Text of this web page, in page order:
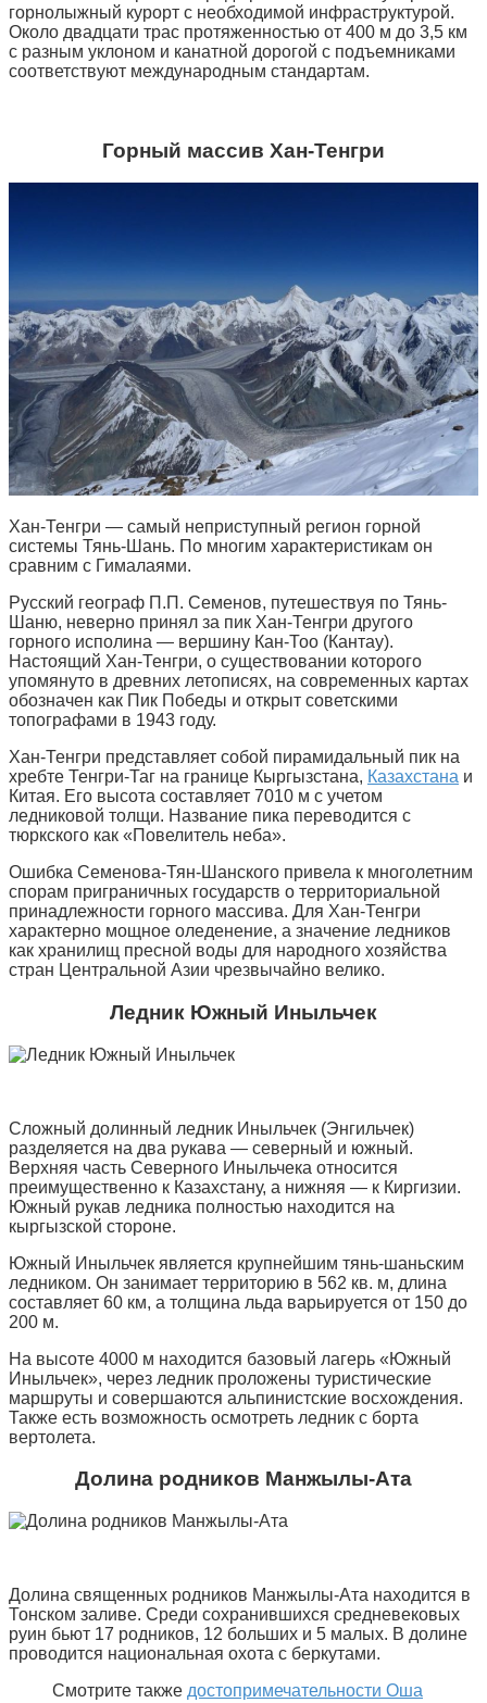
горнолыжный курорт с необходимой инфраструктурой.
Около двадцати трас протяженностью от 400 м до 3,5 км
с разным уклоном и канатной дорогой с подъемниками
соответствуют международным стандартам.
Горный массив Хан-Тенгри
Хан-Тенгри — самый неприступный регион горной
системы Тянь-Шань. По многим характеристикам он
сравним с Гималаями.
Русский географ П.П. Семенов, путешествуя по Тянь-
Шаню, неверно принял за пик Хан-Тенгри другого
горного исполина — вершину Кан-Тоо (Кантау).
Настоящий Хан-Тенгри, о существовании которого
упомянуто в древних летописях, на современных картах
обозначен как Пик Победы и открыт советскими
топографами в 1943 году.
Хан-Тенгри представляет собой пирамидальный пик на
хребте Тенгри-Таг на границе Кыргызстана, Казахстана и
Китая. Его высота составляет 7010 м с учетом
ледниковой толщи. Название пика переводится с
тюркского как «Повелитель неба».
Ошибка Семенова-Тян-Шанского привела к многолетним
спорам приграничных государств о территориальной
принадлежности горного массива. Для Хан-Тенгри
характерно мощное оледенение, а значение ледников
как хранилищ пресной воды для народного хозяйства
стран Центральной Азии чрезвычайно велико.
Ледник Южный Иныльчек
Сложный долинный ледник Иныльчек (Энгильчек)
разделяется на два рукава — северный и южный.
Верхняя часть Северного Иныльчека относится
преимущественно к Казахстану, а нижняя — к Киргизии.
Южный рукав ледника полностью находится на
кыргызской стороне.
Южный Иныльчек является крупнейшим тянь-шаньским
ледником. Он занимает территорию в 562 кв. м, длина
составляет 60 км, а толщина льда варьируется от 150 до
200 м.
На высоте 4000 м находится базовый лагерь «Южный
Иныльчек», через ледник проложены туристические
маршруты и совершаются альпинистские восхождения.
Также есть возможность осмотреть ледник с борта
вертолета.
Долина родников Манжылы-Ата
Долина священных родников Манжылы-Ата находится в
Тонском заливе. Среди сохранившихся средневековых
руин бьют 17 родников, 12 больших и 5 малых. В долине
проводится национальная охота с беркутами.
Смотрите также достопримечательности Оша